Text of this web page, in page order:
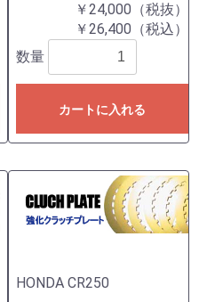
￥24,000（税抜）
￥26,400（税込）
数量
カートに入れる
HONDA CR250